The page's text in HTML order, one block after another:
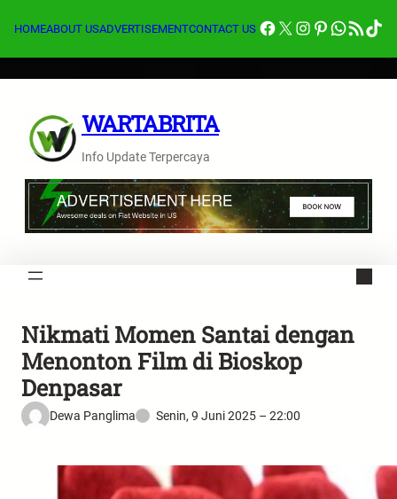
HOMEABOUT USADVERTISEMENTCONTACT US Facebook
X Instagram
Pinterest
Feed RSS
WARTABRITA
Info Update Terpercaya
Nikmati Momen Santai dengan
Menonton Film di Bioskop
Denpasar
Dewa Panglima Senin, 9 Juni 2025 – 22:00